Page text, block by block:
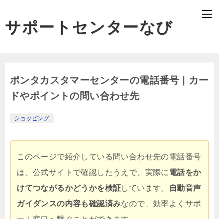
サポートセンターなび
ポンタカスタマーセンターの電話番号 | カー
ドやポイントの問い合わせ先
ショッピング
このページで紹介している問い合わせ先の電話番号
は、公式サイトで確認したうえで、実際に 電話をか
けてつながるかどうかを検証しています。
自動音声
ガイダンスの内容も確認済みなので、効率よくサポ